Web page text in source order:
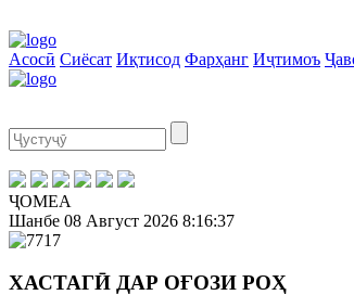
Асосӣ Сиёсат Иқтисод Фарҳанг Иҷтимоъ
ҶОМЕА
Шанбе 08 Август 2026 8:16:37
ХАСТАГӢ ДАР ОҒОЗИ РОҲ